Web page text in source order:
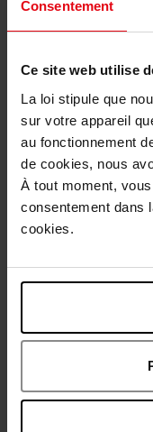
Consentement
Ce site web utilise
La loi stipule que
sur votre appareil
au fonctionnement
de cookies, nous
À tout moment,
consentement dans
cookies.
GUERLAIN
DEFENSE
Soin Visage